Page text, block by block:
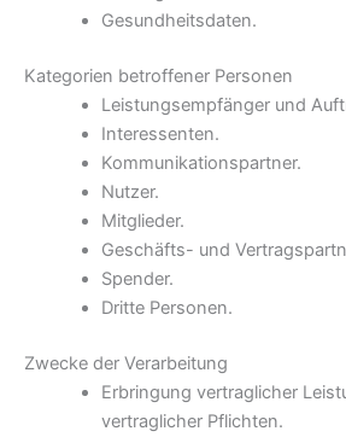
Gesundheitsdaten.
Kategorien betroffener Personen
Leistungsempfänger und
Interessenten.
Kommunikationspartner.
Nutzer.
Mitglieder.
Geschäfts- und
Spender.
Dritte Personen.
Zwecke der Verarbeitung
Erbringung vertraglicher
vertraglicher Pflichten.